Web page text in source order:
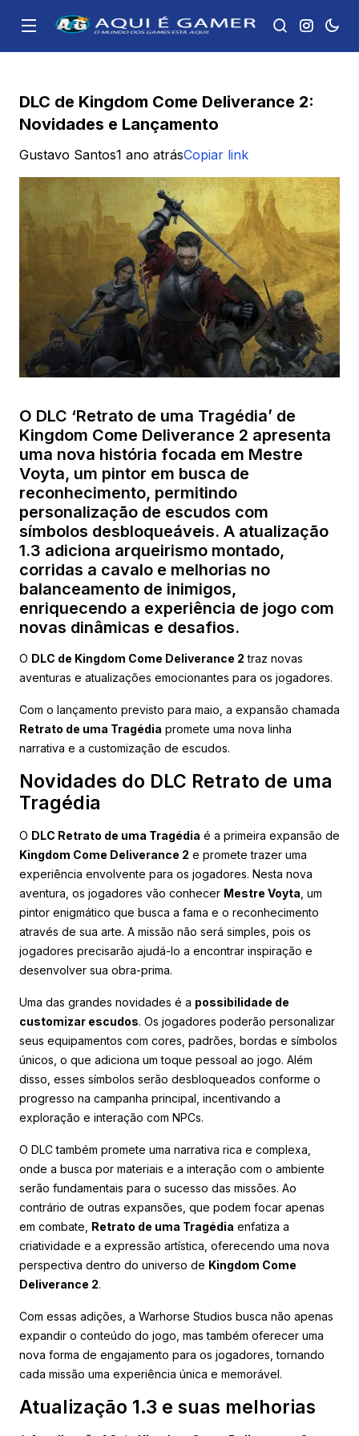
DLC de Kingdom Come Deliverance 2:
Novidades e Lançamento
Gustavo Santos1 ano atrásCopiar link
O DLC ‘Retrato de uma Tragédia’ de
Kingdom Come Deliverance 2 apresenta
uma nova história focada em Mestre
Voyta, um pintor em busca de
reconhecimento, permitindo
personalização de escudos com
símbolos desbloqueáveis. A atualização
1.3 adiciona arqueirismo montado,
corridas a cavalo e melhorias no
balanceamento de inimigos,
enriquecendo a experiência de jogo com
novas dinâmicas e desafios.
O DLC de Kingdom Come Deliverance 2 traz novas
aventuras e atualizações emocionantes para os jogadores.
Com o lançamento previsto para maio, a expansão chamada
Retrato de uma Tragédia promete uma nova linha
narrativa e a customização de escudos.
Novidades do DLC Retrato de uma
Tragédia
O DLC Retrato de uma Tragédia é a primeira expansão de
Kingdom Come Deliverance 2 e promete trazer uma
experiência envolvente para os jogadores. Nesta nova
aventura, os jogadores vão conhecer Mestre Voyta , um
pintor enigmático que busca a fama e o reconhecimento
através de sua arte. A missão não será simples, pois os
jogadores precisarão ajudá-lo a encontrar inspiração e
desenvolver sua obra-prima.
Uma das grandes novidades é a possibilidade de
customizar escudos. Os jogadores poderão personalizar
seus equipamentos com cores, padrões, bordas e símbolos
únicos, o que adiciona um toque pessoal ao jogo. Além
disso, esses símbolos serão desbloqueados conforme o
progresso na campanha principal, incentivando a
exploração e interação com NPCs.
O DLC também promete uma narrativa rica e complexa,
onde a busca por materiais e a interação com o ambiente
serão fundamentais para o sucesso das missões. Ao
contrário de outras expansões, que podem focar apenas
em combate, Retrato de uma Tragédia enfatiza a
criatividade e a expressão artística, oferecendo uma nova
perspectiva dentro do universo de Kingdom Come
Deliverance 2.
Com essas adições, a Warhorse Studios busca não apenas
expandir o conteúdo do jogo, mas também oferecer uma
nova forma de engajamento para os jogadores, tornando
cada missão uma experiência única e memorável.
Atualização 1.3 e suas melhorias